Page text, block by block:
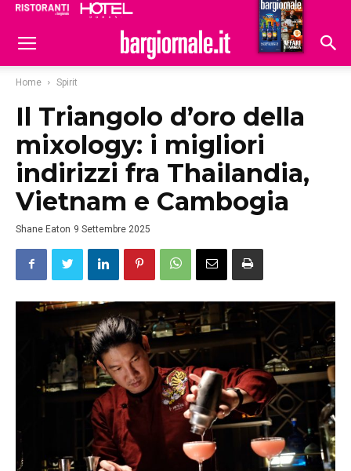
Hoteldomani
Home Spirit
Il Triangolo d’oro della
mixology: i migliori
indirizzi fra Thailandia,
Vietnam e Cambogia
Shane Eaton 9 Settembre 2025